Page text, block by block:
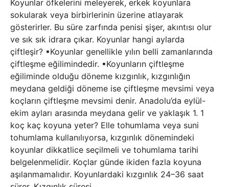
Koyunlar öfkelerini meleyerek, erkek koyunlara
sokularak veya birbirlerinin üzerine atlayarak
gösterirler. Bu süre zarfında penisi şişer, akıntısı olur
ve sık sık idrara çıkar. Koyunlar hangi aylarda
çiftleşir? ▪Koyunlar genellikle yılın belli zamanlarında
çiftleşme eğilimindedir. ▪Koyunların çiftleşme
eğiliminde olduğu döneme kızgınlık, kızgınlığın
meydana geldiği döneme ise çiftleşme mevsimi veya
koçların çiftleşme mevsimi denir. Anadolu’da eylül-
ekim ayları arasında meydana gelir ve yaklaşık 1. 1
koç kaç koyuna yeter? Elle tohumlama veya suni
tohumlama kullanılıyorsa, kızgınlık dönemindeki
koyunlar dikkatlice seçilmeli ve tohumlama tarihi
belgelenmelidir. Koçlar günde ikiden fazla koyuna
aşılanmamalıdır. Koyunlardaki kızgınlık 24–36 saat